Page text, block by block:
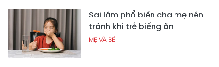
Sai lầm phổ biến cha mẹ nên
tránh khi trẻ biếng ăn
MẸ VÀ BÉ